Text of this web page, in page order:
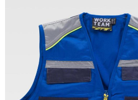
Tallas: 40, 42, 44, 46, 48, 50, 52, 54, 56